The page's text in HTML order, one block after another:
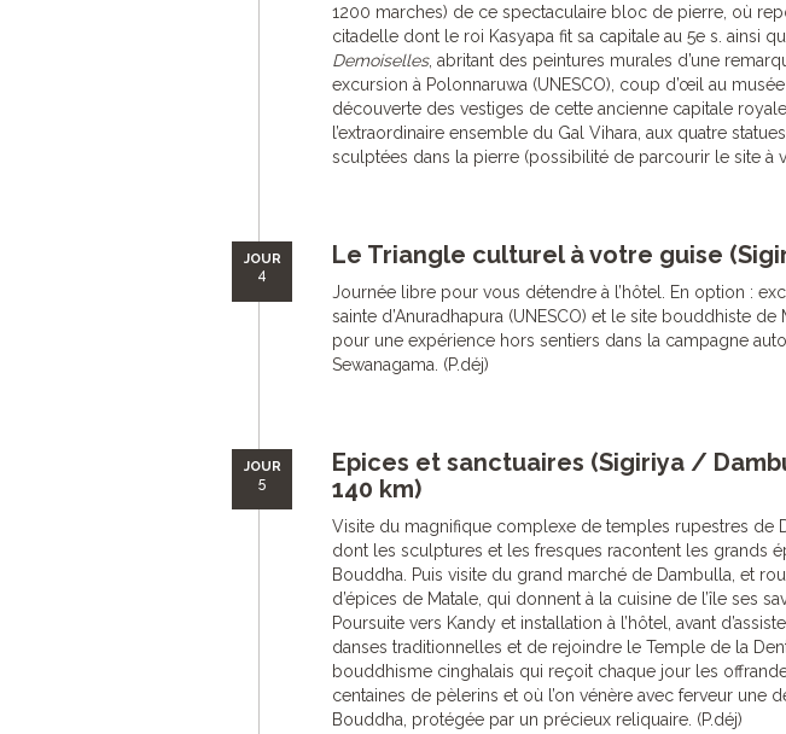
1200 marches) de ce spectaculaire bloc de pierre, où
citadelle dont le roi Kasyapa fit sa capitale au 5e s. ainsi
Demoiselles, abritant des peintures murales d’une
excursion à Polonnaruwa (UNESCO), coup d’œil au
découverte des vestiges de cette ancienne capitale
l’extraordinaire ensemble du Gal Vihara, aux quatre
sculptées dans la pierre (possibilité de parcourir le site à
JOUR
4
Le Triangle culturel à votre guise
Journée libre pour vous détendre à l’hôtel. En option :
sainte d’Anuradhapura (UNESCO) et le site bouddhiste
pour une expérience hors sentiers dans la campagne
Sewanagama. (P.déj)
JOUR
5
Epices et sanctuaires (Sigiriya /
140 km)
Visite du magnifique complexe de temples rupestres de
dont les sculptures et les fresques racontent les grands
Bouddha. Puis visite du grand marché de Dambulla, et
d’épices de Matale, qui donnent à la cuisine de l’île ses
Poursuite vers Kandy et installation à l’hôtel, avant
danses traditionnelles et de rejoindre le Temple de la
bouddhisme cinghalais qui reçoit chaque jour les
centaines de pèlerins et où l’on vénère avec ferveur une
Bouddha, protégée par un précieux reliquaire. (P.déj)